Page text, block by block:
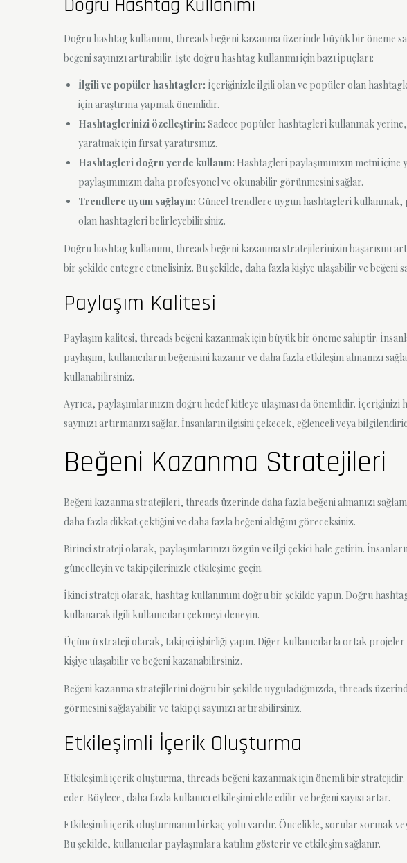
Doğru Hashtag Kullanımı
Doğru hashtag kullanımı, threads beğeni kazanma üzerinde büyük bir öneme
beğeni sayınızı artırabilir. İşte doğru hashtag kullanımı için bazı ipuçları:
İlgili ve popüler hashtagler: İçeriğinizle ilgili olan ve popüler olan
için araştırma yapmak önemlidir.
Hashtaglerinizi özelleştirin: Sadece popüler hashtagleri kullanmak
yaratmak için fırsat yaratırsınız.
Hashtagleri doğru yerde kullanın: Hashtagleri paylaşımınızın metni
paylaşımınızın daha profesyonel ve okunabilir görünmesini sağlar.
Trendlere uyum sağlayın: Güncel trendlere uygun hashtagleri kullanmak,
olan hashtagleri belirleyebilirsiniz.
Doğru hashtag kullanımı, threads beğeni kazanma stratejilerinizin başarısını
bir şekilde entegre etmelisiniz. Bu şekilde, daha fazla kişiye ulaşabilir ve beğeni
Paylaşım Kalitesi
Paylaşım kalitesi, threads beğeni kazanmak için büyük bir öneme sahiptir.
paylaşım, kullanıcıların beğenisini kazanır ve daha fazla etkileşim almanızı
kullanabilirsiniz.
Ayrıca, paylaşımlarınızın doğru hedef kitleye ulaşması da önemlidir.
sayınızı artırmanızı sağlar. İnsanların ilgisini çekecek, eğlenceli veya
Beğeni Kazanma Stratejileri
Beğeni kazanma stratejileri, threads üzerinde daha fazla beğeni almanızı
daha fazla dikkat çektiğini ve daha fazla beğeni aldığını göreceksiniz.
Birinci strateji olarak, paylaşımlarınızı özgün ve ilgi çekici hale getirin.
güncelleyin ve takipçilerinizle etkileşime geçin.
İkinci strateji olarak, hashtag kullanımını doğru bir şekilde yapın. Doğru
kullanarak ilgili kullanıcıları çekmeyi deneyin.
Üçüncü strateji olarak, takipçi işbirliği yapın. Diğer kullanıcılarla ortak
kişiye ulaşabilir ve beğeni kazanabilirsiniz.
Beğeni kazanma stratejilerini doğru bir şekilde uyguladığınızda, threads
görmesini sağlayabilir ve takipçi sayınızı artırabilirsiniz.
Etkileşimli İçerik Oluşturma
Etkileşimli içerik oluşturma, threads beğeni kazanmak için önemli bir stratejidir.
eder. Böylece, daha fazla kullanıcı etkileşimi elde edilir ve beğeni sayısı artar.
Etkileşimli içerik oluşturmanın birkaç yolu vardır. Öncelikle, sorular sormak
Bu şekilde, kullanıcılar paylaşımlara katılım gösterir ve etkileşim sağlanır.